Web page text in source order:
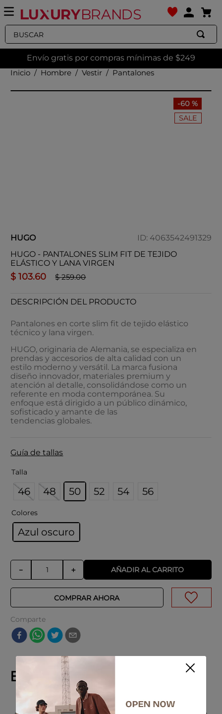
Buscar
Envío gratis por compras mínimas de $249
Hombre
Vestir Pantalones
-60 %
SALE
HUGO ID: 4063542491329
HUGO - PANTALONES SLIM FIT DE TEJIDO
ELÁSTICO Y LANA VIRGEN
$ 103.60 $ 259.00
DESCRIPCIÓN DEL PRODUCTO
Pantalones en corte slim fit de tejido elástico
técnico y lana virgen.
HUGO, originaria de Alemania, se especializa en
prendas y accesorios de alta calidad con un
estilo moderno y versátil. La marca fusiona
diseño innovador, materiales premium y
atención al detalle, consolidándose como un
referente en moda contemporánea. Su
enfoque está dirigido a un público dinámico,
sofisticado y amante de las
tendencias globales.
Guía de tallas
Talla
46 48 50 52 54 56
Colores
Azul oscuro
＋
－ AÑADIR AL CARRITO
COMPRAR AHORA
Comparte
Explora productos similares